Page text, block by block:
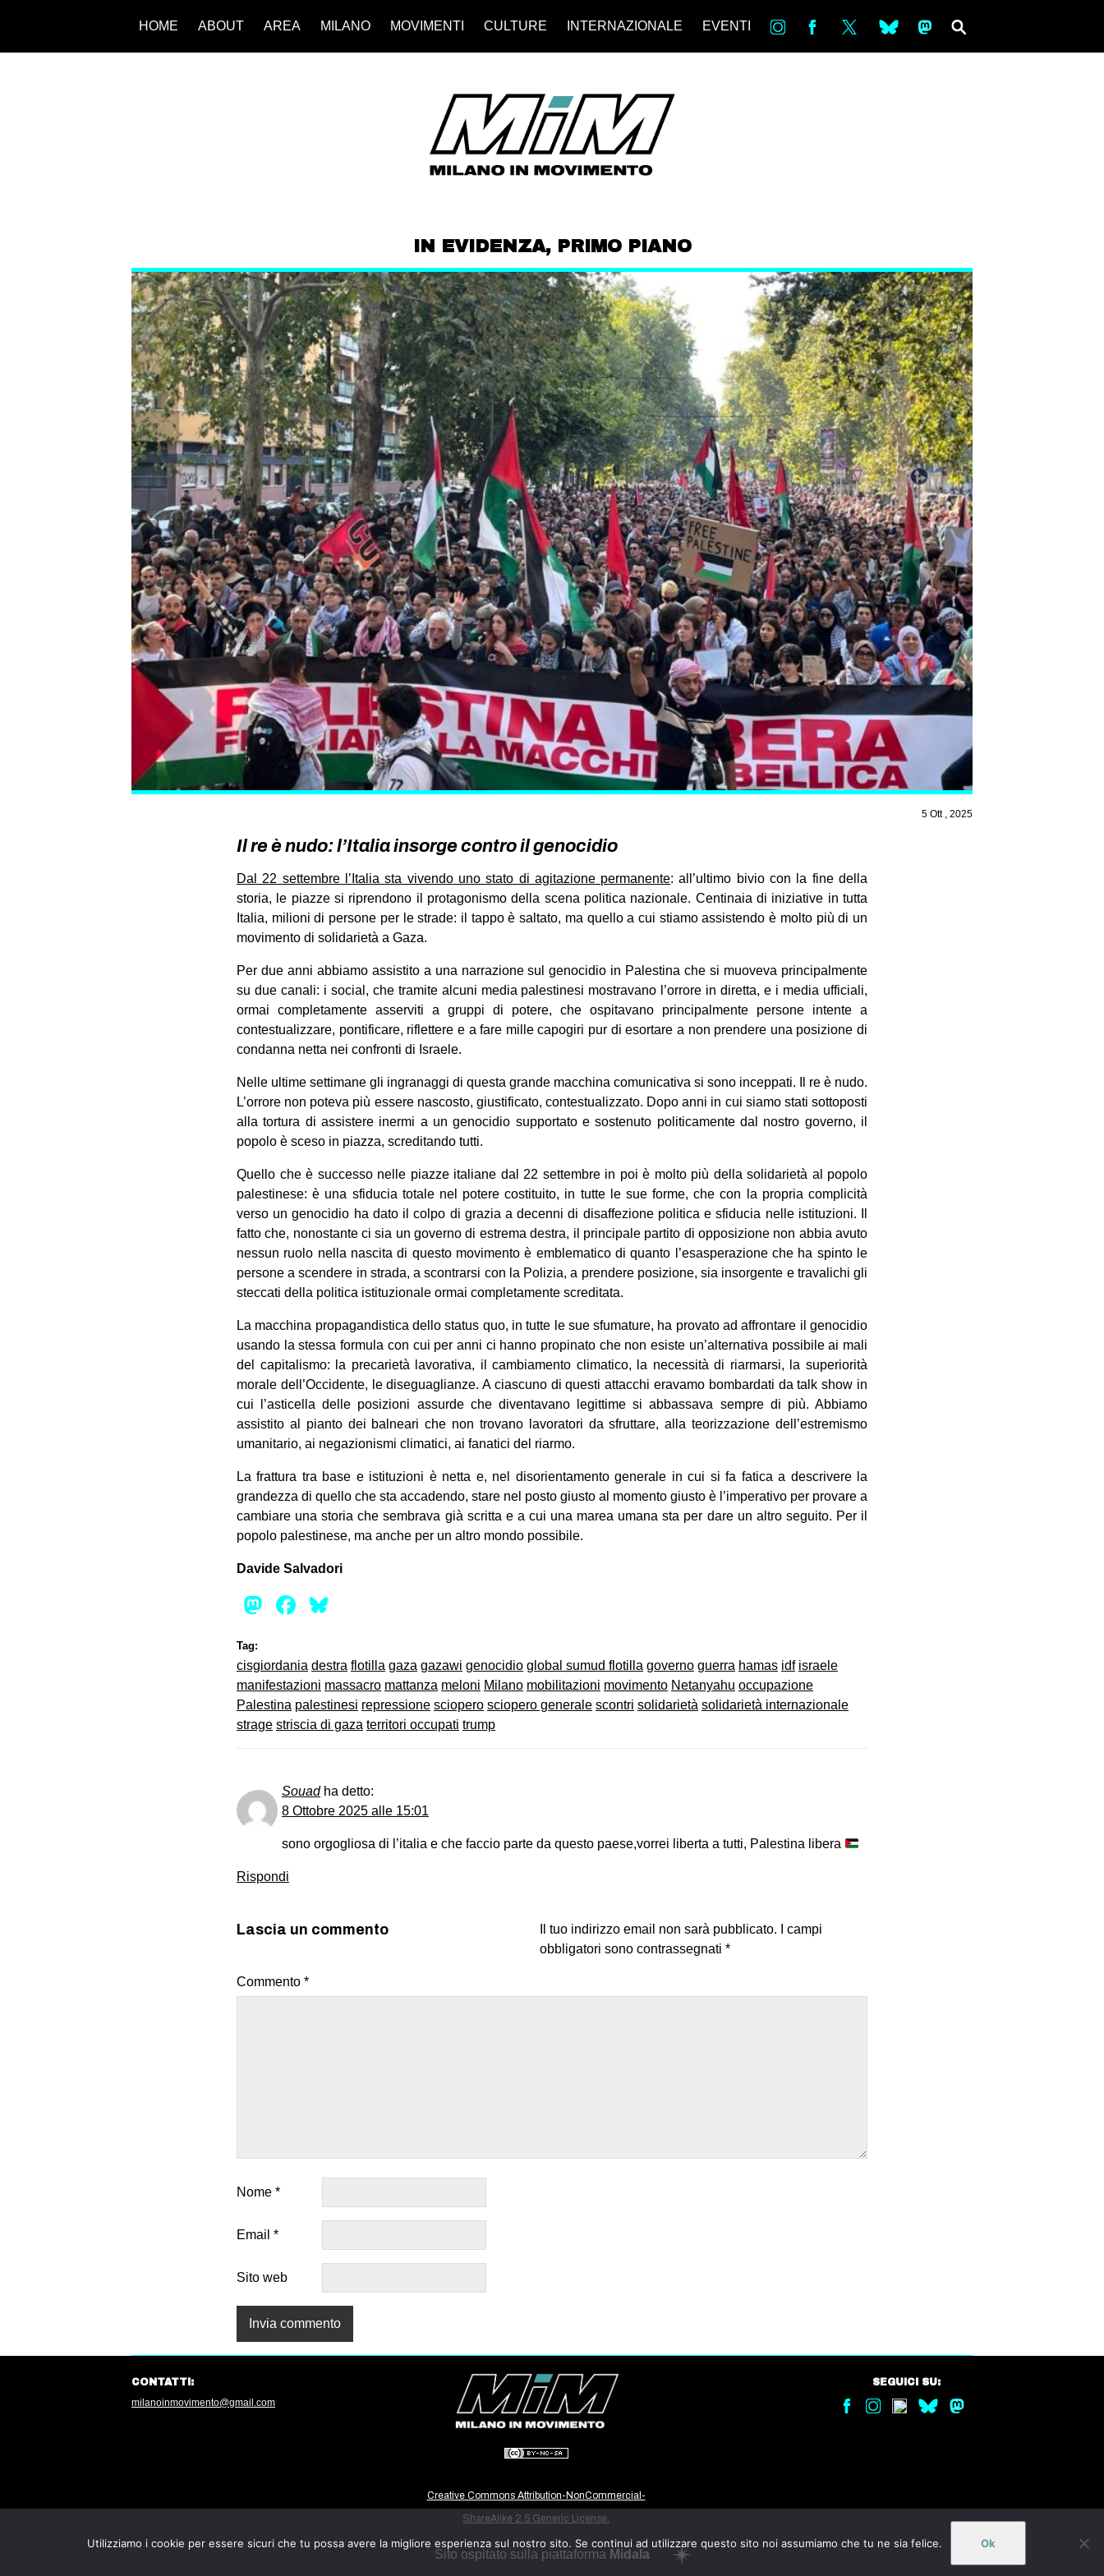
HOME ABOUT AREA MILANO MOVIMENTI CULTURE INTERNAZIONALE EVENTI in bsky ms
IN EVIDENZA, PRIMO PIANO
5 Ott , 2025
Il re è nudo: l’Italia insorge contro il genocidio
Dal 22 settembre l’Italia sta vivendo uno stato di agitazione permanente: all’ultimo bivio con la fine della
storia, le piazze si riprendono il protagonismo della scena politica nazionale. Centinaia di iniziative in tutta
Italia, milioni di persone per le strade: il tappo è saltato, ma quello a cui stiamo assistendo è molto più di un
movimento di solidarietà a Gaza.
Per due anni abbiamo assistito a una narrazione sul genocidio in Palestina che si muoveva principalmente
su due canali: i social, che tramite alcuni media palestinesi mostravano l’orrore in diretta, e i media ufficiali,
ormai completamente asserviti a gruppi di potere, che ospitavano principalmente persone intente a
contestualizzare, pontificare, riflettere e a fare mille capogiri pur di esortare a non prendere una posizione di
condanna netta nei confronti di Israele.
Nelle ultime settimane gli ingranaggi di questa grande macchina comunicativa si sono inceppati. Il re è nudo.
L’orrore non poteva più essere nascosto, giustificato, contestualizzato. Dopo anni in cui siamo stati sottoposti
alla tortura di assistere inermi a un genocidio supportato e sostenuto politicamente dal nostro governo, il
popolo è sceso in piazza, screditando tutti.
Quello che è successo nelle piazze italiane dal 22 settembre in poi è molto più della solidarietà al popolo
palestinese: è una sfiducia totale nel potere costituito, in tutte le sue forme, che con la propria complicità
verso un genocidio ha dato il colpo di grazia a decenni di disaffezione politica e sfiducia nelle istituzioni. Il
fatto che, nonostante ci sia un governo di estrema destra, il principale partito di opposizione non abbia avuto
nessun ruolo nella nascita di questo movimento è emblematico di quanto l’esasperazione che ha spinto le
persone a scendere in strada, a scontrarsi con la Polizia, a prendere posizione, sia insorgente e travalichi gli
steccati della politica istituzionale ormai completamente screditata.
La macchina propagandistica dello status quo, in tutte le sue sfumature, ha provato ad affrontare il genocidio
usando la stessa formula con cui per anni ci hanno propinato che non esiste un’alternativa possibile ai mali
del capitalismo: la precarietà lavorativa, il cambiamento climatico, la necessità di riarmarsi, la superiorità
morale dell’Occidente, le diseguaglianze. A ciascuno di questi attacchi eravamo bombardati da talk show in
cui l’asticella delle posizioni assurde che diventavano legittime si abbassava sempre di più. Abbiamo
assistito al pianto dei balneari che non trovano lavoratori da sfruttare, alla teorizzazione dell’estremismo
umanitario, ai negazionismi climatici, ai fanatici del riarmo.
La frattura tra base e istituzioni è netta e, nel disorientamento generale in cui si fa fatica a descrivere la
grandezza di quello che sta accadendo, stare nel posto giusto al momento giusto è l’imperativo per provare a
cambiare una storia che sembrava già scritta e a cui una marea umana sta per dare un altro seguito. Per il
popolo palestinese, ma anche per un altro mondo possibile.
Davide Salvadori
Mastodon
Facebook
Tag:
cisgiordania destra flotilla gaza gazawi genocidio global sumud flotilla governo guerra hamas idf israele
manifestazioni massacro mattanza meloni Milano mobilitazioni movimento Netanyahu occupazione
Palestina palestinesi repressione sciopero sciopero generale scontri solidarietà solidarietà internazionale
strage striscia di gaza territori occupati trump
Souad ha detto:
8 Ottobre 2025 alle 15:01
sono orgogliosa di l’italia e che faccio parte da questo paese,vorrei liberta a tutti, Palestina libera
Rispondi
Lascia un commento Il tuo indirizzo email non sarà pubblicato.
I campi
obbligatori sono contrassegnati *
Commento *
Nome *
Email *
Sito web
Creative Commons Attribution-NonCommercial-
ShareAlike 2.5 Generic License.
CONTATTI:
milanoinmovimento@gmail.com
SEGUICI SU:
Sito ospitato sulla piattaforma Midala
Utilizziamo i cookie per essere sicuri che tu possa avere la migliore esperienza sul nostro sito. Se continui ad utilizzare questo sito noi assumiamo che tu ne sia felice. Ok